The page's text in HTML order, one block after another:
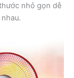
nhỏ gọn dễ